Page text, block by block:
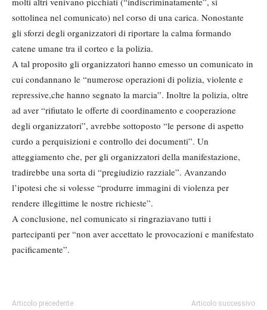
sottolinea nel comunicato) nel corso di una carica. Nonostante
gli sforzi degli organizzatori di riportare la calma formando
catene umane tra il corteo e la polizia.
A tal proposito gli organizzatori hanno emesso un comunicato in
cui condannano le “numerose operazioni di polizia, violente e
repressive,che hanno segnato la marcia”. Inoltre la polizia, oltre
ad aver “rifiutato le offerte di coordinamento e cooperazione
degli organizzatori”, avrebbe sottoposto “le persone di aspetto
curdo a perquisizioni e controllo dei documenti”. Un
atteggiamento che, per gli organizzatori della manifestazione,
tradirebbe una sorta di “pregiudizio razziale”. Avanzando
l’ipotesi che si volesse “produrre immagini di violenza per
rendere illegittime le nostre richieste”.
A conclusione, nel comunicato si ringraziavano tutti i
partecipanti per “non aver accettato le provocazioni e manifestato
pacificamente”.
Articolo precedente Articolo successivo